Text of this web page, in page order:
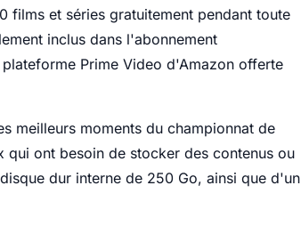
films et séries gratuitement pendant toute
inclus dans l'abonnement
Prime Video d'Amazon offerte
meilleurs moments du championnat de
qui ont besoin de stocker des contenus ou
dur interne de 250 Go, ainsi que d'un